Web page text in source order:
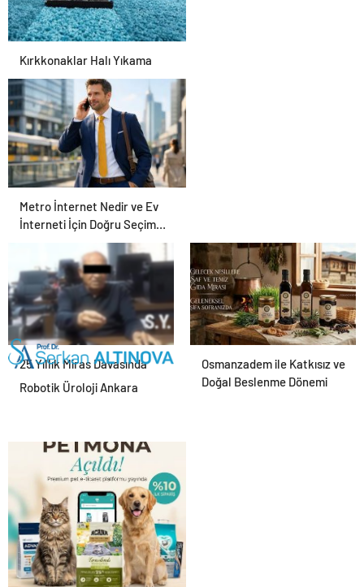
Kırkkonaklar Halı Yıkama
Metro İnternet Nedir ve Ev
İnterneti İçin Doğru Seçim
25 Yıllık Miras Davasında
Gözler Temmuz Ayındaki
Karar Duruşmasına Çevrildi
Osmanzadem ile Katkısız ve
Doğal Beslenme Dönemi
Robotik Üroloji Ankara